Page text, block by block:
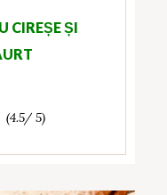
CIREȘE ȘI
(4.5/ 5)